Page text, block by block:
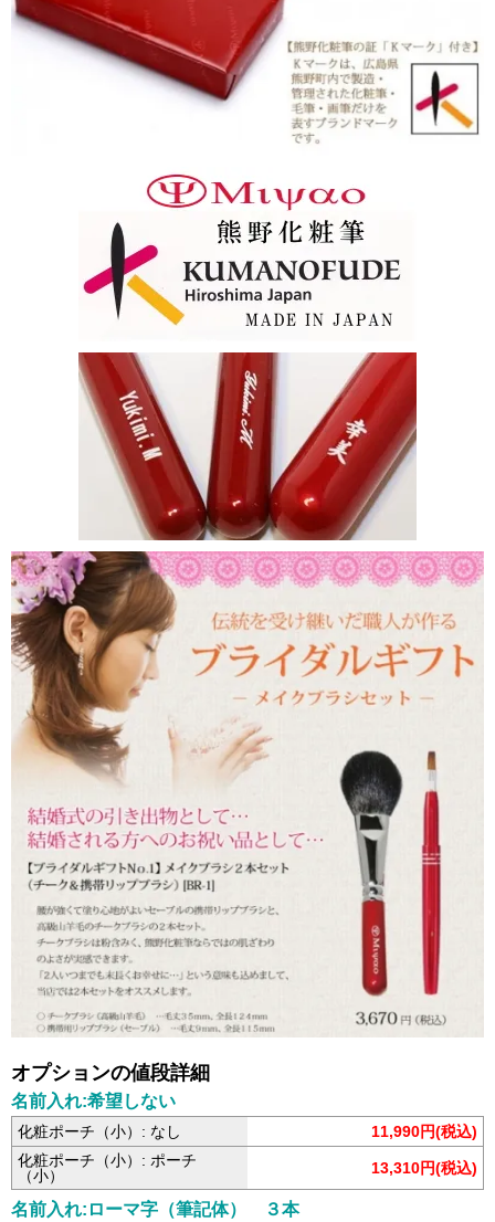
オプションの値段詳細
名前入れ:希望しない
化粧ポーチ（小）: なし
11,990円(税込)
化粧ポーチ（小）: ポーチ
（小）
13,310円(税込)
名前入れ:ローマ字（筆記体） ３本